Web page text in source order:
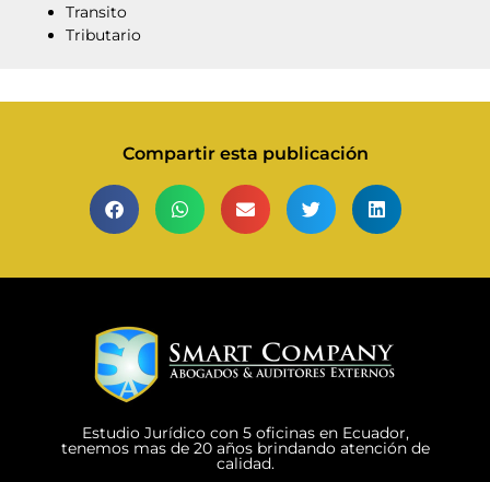
Transito
Tributario
Compartir esta publicación
Estudio Jurídico con 5 oficinas en Ecuador,
tenemos mas de 20 años brindando atención de
calidad.